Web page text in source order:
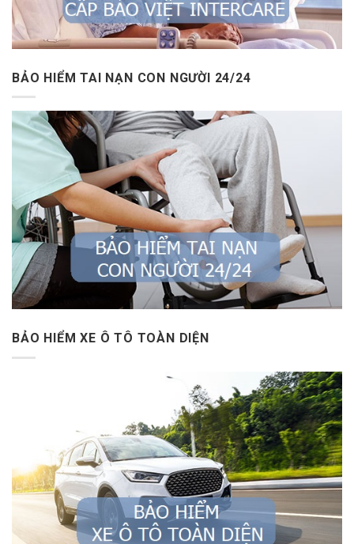
BẢO HIỂM TAI NẠN CON NGƯỜI 24/24
BẢO HIỂM XE Ô TÔ TOÀN DIỆN